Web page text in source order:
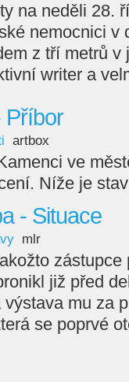
na neděli 28.
nemocnici v
z tří metrů v
writer a
Příbor
artbox
ve
Níže je
- Situace
mlr
již před
mu za
se poprvé